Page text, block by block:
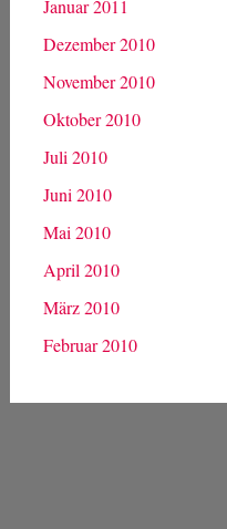
Januar 2011
Dezember 2010
November 2010
Oktober 2010
Juli 2010
Juni 2010
Mai 2010
April 2010
März 2010
Februar 2010